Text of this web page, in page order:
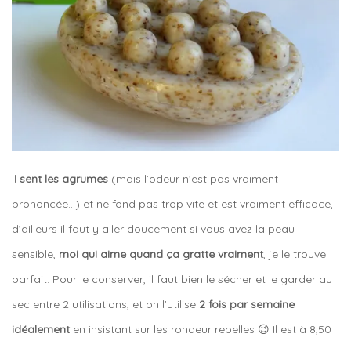
Il sent les agrumes (mais l’odeur n’est pas vraiment
prononcée…) et ne fond pas trop vite et est vraiment efficace,
d’ailleurs il faut y aller doucement si vous avez la peau
sensible, moi qui aime quand ça gratte vraiment, je le trouve
parfait. Pour le conserver, il faut bien le sécher et le garder au
sec entre 2 utilisations, et on l’utilise 2 fois par semaine
idéalement en insistant sur les rondeur rebelles 😉 Il est à 8,50